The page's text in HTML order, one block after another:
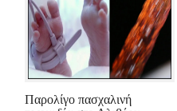
Παρολίγο πασχαλινή